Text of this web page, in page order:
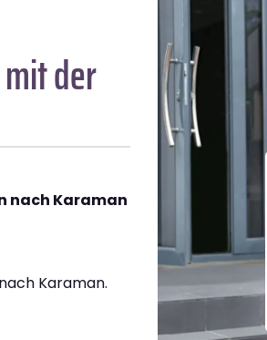
mit der
nach Karaman
Karaman.